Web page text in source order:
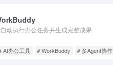
动执行办公任务并生成完整成果
AI办公工具 # WorkBuddy # 多Agent协作